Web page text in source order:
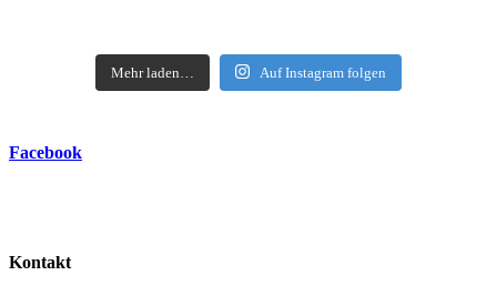
Mehr laden… Auf Instagram folgen
Facebook
Kontakt